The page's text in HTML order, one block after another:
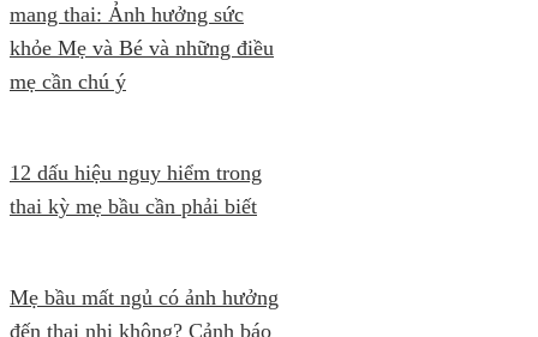
mang thai: Ảnh hưởng sức
khỏe Mẹ và Bé và những điều
mẹ cần chú ý
12 dấu hiệu nguy hiểm trong
thai kỳ mẹ bầu cần phải biết
Mẹ bầu mất ngủ có ảnh hưởng
đến thai nhi không? Cảnh báo